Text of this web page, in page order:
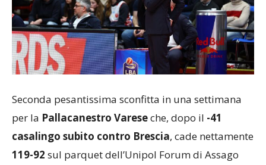
Seconda pesantissima sconfitta in una settimana
per la Pallacanestro Vareseche, dopo il -41
casalingo subito contro Brescia, cade nettamente
119-92 sul parquet dell’Unipol Forum di Assago